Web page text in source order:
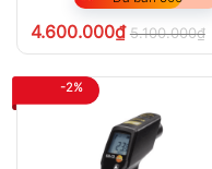
4.600.000₫ 5.100.000₫
-2%